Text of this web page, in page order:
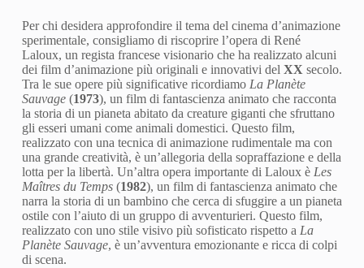
Per chi desidera approfondire il tema del cinema d’animazione
sperimentale, consigliamo di riscoprire l’opera di René
Laloux, un regista francese visionario che ha realizzato alcuni
dei film d’animazione più originali e innovativi del XXsecolo.
Tra le sue opere più significative ricordiamo La Planète
Sauvage(1973), un film di fantascienza animato che racconta
la storia di un pianeta abitato da creature giganti che sfruttano
gli esseri umani come animali domestici. Questo film,
realizzato con una tecnica di animazione rudimentale ma con
una grande creatività, è un’allegoria della sopraffazione e della
lotta per la libertà. Un’altra opera importante di Laloux è Les
Maîtres du Temps(1982), un film di fantascienza animato che
narra la storia di un bambino che cerca di sfuggire a un pianeta
ostile con l’aiuto di un gruppo di avventurieri. Questo film,
realizzato con uno stile visivo più sofisticato rispetto a La
Planète Sauvage, è un’avventura emozionante e ricca di colpi
di scena.